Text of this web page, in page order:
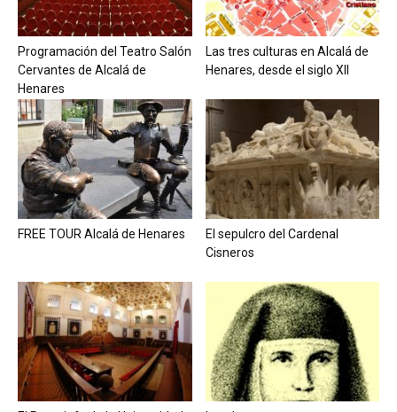
Programación del Teatro Salón
Cervantes de Alcalá de
Henares
Las tres culturas en Alcalá de
Henares, desde el siglo XII
FREE TOUR Alcalá de Henares
El sepulcro del Cardenal
Cisneros